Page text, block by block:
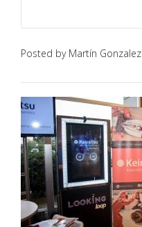
Posted by Martín Gonzalez